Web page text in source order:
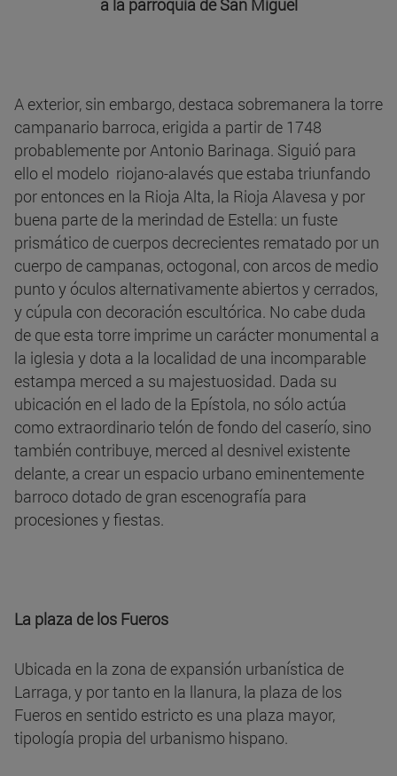
a la parroquia de San Miguel
A exterior, sin embargo, destaca sobremanera la torre
campanario barroca, erigida a partir de 1748
probablemente por Antonio Barinaga. Siguió para
ello el modelo riojano-alavés que estaba triunfando
por entonces en la Rioja Alta, la Rioja Alavesa y por
buena parte de la merindad de Estella: un fuste
prismático de cuerpos decrecientes rematado por un
cuerpo de campanas, octogonal, con arcos de medio
punto y óculos alternativamente abiertos y cerrados,
y cúpula con decoración escultórica. No cabe duda
de que esta torre imprime un carácter monumental a
la iglesia y dota a la localidad de una incomparable
estampa merced a su majestuosidad. Dada su
ubicación en el lado de la Epístola, no sólo actúa
como extraordinario telón de fondo del caserío, sino
también contribuye, merced al desnivel existente
delante, a crear un espacio urbano eminentemente
barroco dotado de gran escenografía para
procesiones y fiestas.
La plaza de los Fueros
Ubicada en la zona de expansión urbanística de
Larraga, y por tanto en la llanura, la plaza de los
Fueros en sentido estricto es una plaza mayor,
tipología propia del urbanismo hispano.